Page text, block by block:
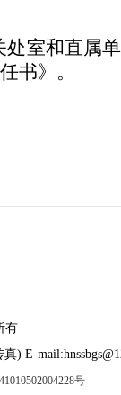
处室和直属
书》。
有
) E-
号